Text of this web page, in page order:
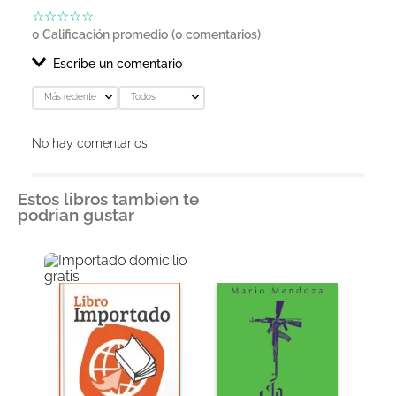
☆☆☆☆☆
0 Calificación promedio (0 comentarios)
Escribe un comentario
Agregar comentario
★★★★★
Tu nombre
Dirección de email
Más reciente Todos
No hay comentarios.
Estos libros tambien te
podrian gustar